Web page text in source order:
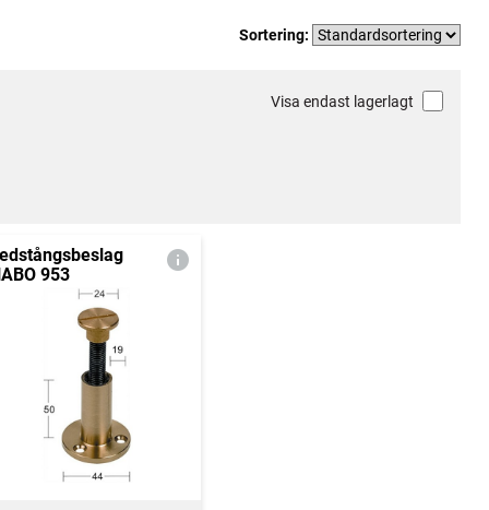
Sortering:
Visa endast lagerlagt
953